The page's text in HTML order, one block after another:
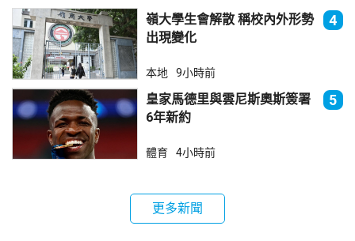
嶺大學生會解散 稱校內外形勢
出現變化
4
本地 9小時前
皇家馬德里與雲尼斯奧斯簽署
6年新約
5
體育 4小時前
更多新聞